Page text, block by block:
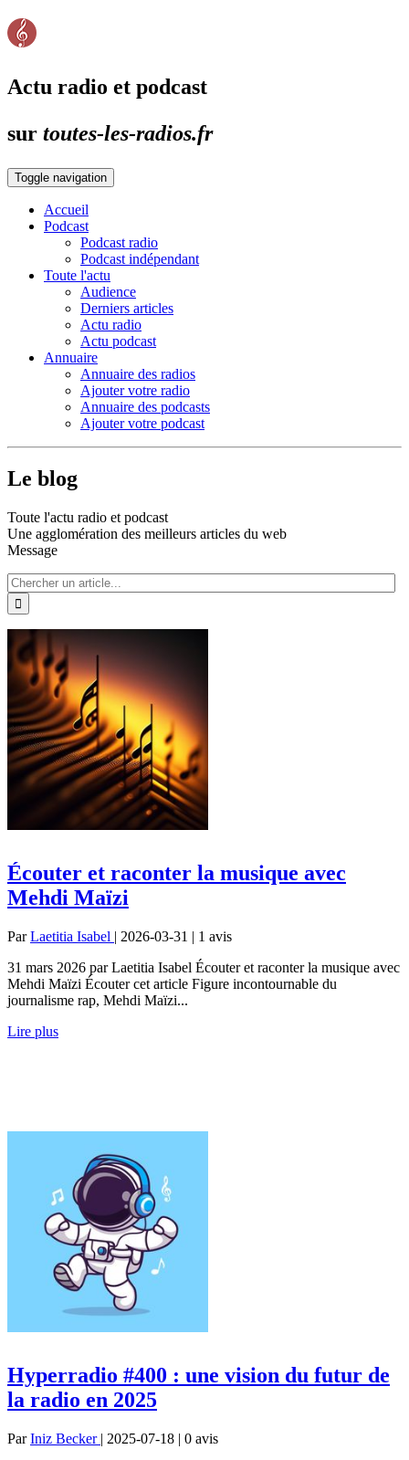
Actu radio et podcast
sur toutes-les-radios.fr
Toggle navigation
Accueil
Podcast
Podcast radio
Podcast indépendant
Toute l'actu
Audience
Derniers articles
Actu radio
Actu podcast
Annuaire
Annuaire des radios
Ajouter votre radio
Annuaire des podcasts
Ajouter votre podcast
Le blog
Toute l'actu radio et podcast
Une agglomération des meilleurs articles du web
Message
Écouter et raconter la musique avec
Mehdi Maïzi
ParLaetitia Isabel | 2026-03-31 | 1 avis
31 mars 2026 par Laetitia Isabel Écouter et raconter la musique avec
Mehdi Maïzi Écouter cet article Figure incontournable du
journalisme rap, Mehdi Maïzi...
Lire plus
Hyperradio #400 : une vision du futur de
la radio en 2025
ParIniz Becker | 2025-07-18 | 0 avis